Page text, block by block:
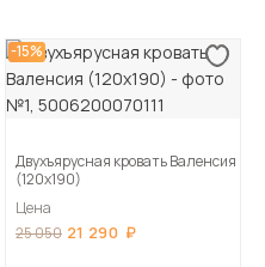
-15%
Двухъярусная кровать Валенсия
(120х190)
Цена
25 050 21 290